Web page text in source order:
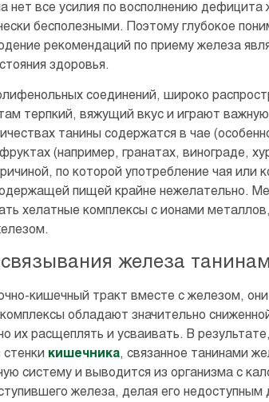
нет все усилия по восполнению
бесполезными. Поэтому глубокое
рекомендаций по приему железа
здоровья.
соединений, широко
терпкий, вяжущий вкус и играют
танины содержатся в чае
(например, гранатах, винограде,
по которой употребление чая или
пищей крайне нежелательно.
хелатные комплексы с ионами
железа
кишечный тракт вместе с железом,
обладают значительно
их расщеплять и усваивать. В
стенки кишечника, связанное танинами
систему и выводится из организма с
железа, делая его недоступным